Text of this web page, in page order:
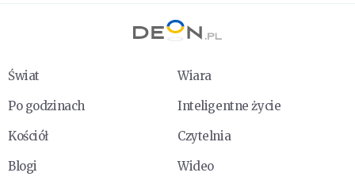
Świat
Wiara
Po godzinach
Inteligentne życie
Kościół
Czytelnia
Blogi
Wideo